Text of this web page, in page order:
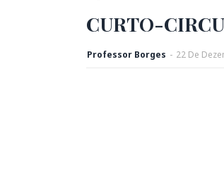
CURTO-
Professor Borges - 22 De